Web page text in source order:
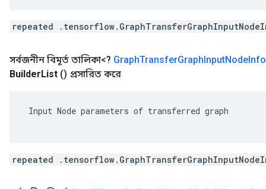
repeated
সর্বজনীন বিমূর্ত তালিকা<? GraphTransferGraphInputNodeInfo
BuilderList () প্রসারিত করে
Input Node parameters of transferred graph
repeated